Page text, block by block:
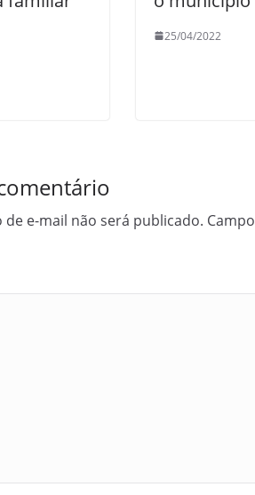
25/04/2022
de e-mail não será publicado.